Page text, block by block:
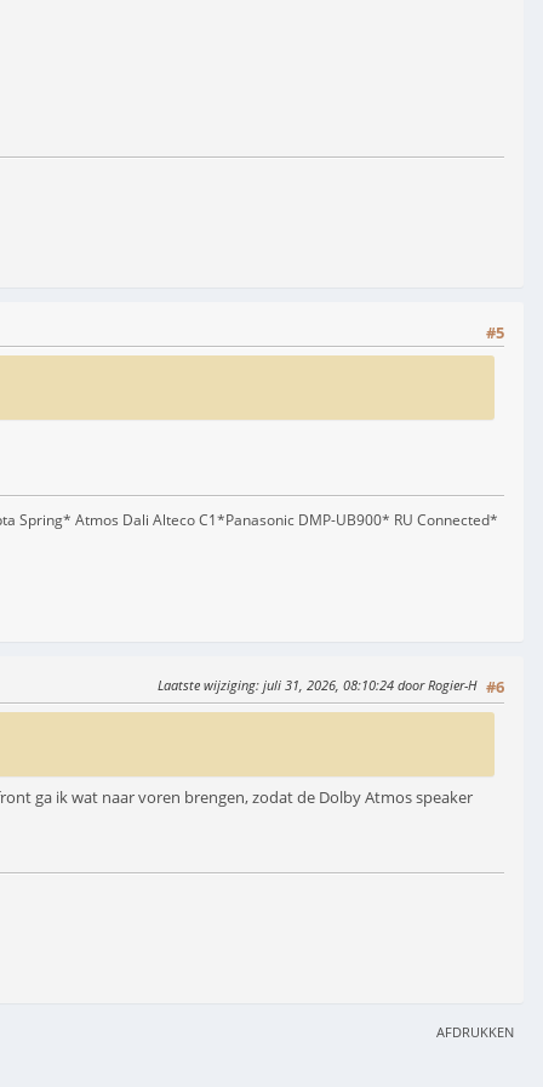
#5
Spring* Atmos Dali Alteco C1*Panasonic DMP-UB900* RU Connected*
#6
Laatste wijziging: juli 31, 2026, 08:10:24 door Rogier-H
ga ik wat naar voren brengen, zodat de Dolby Atmos speaker
AFDRUKKEN